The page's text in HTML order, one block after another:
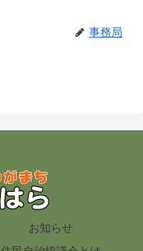
事務局
お知らせ